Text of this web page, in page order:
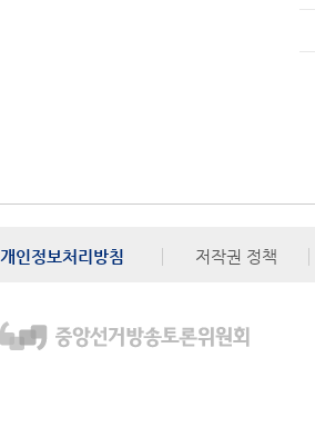
개인정보처리방침 저작권 정책